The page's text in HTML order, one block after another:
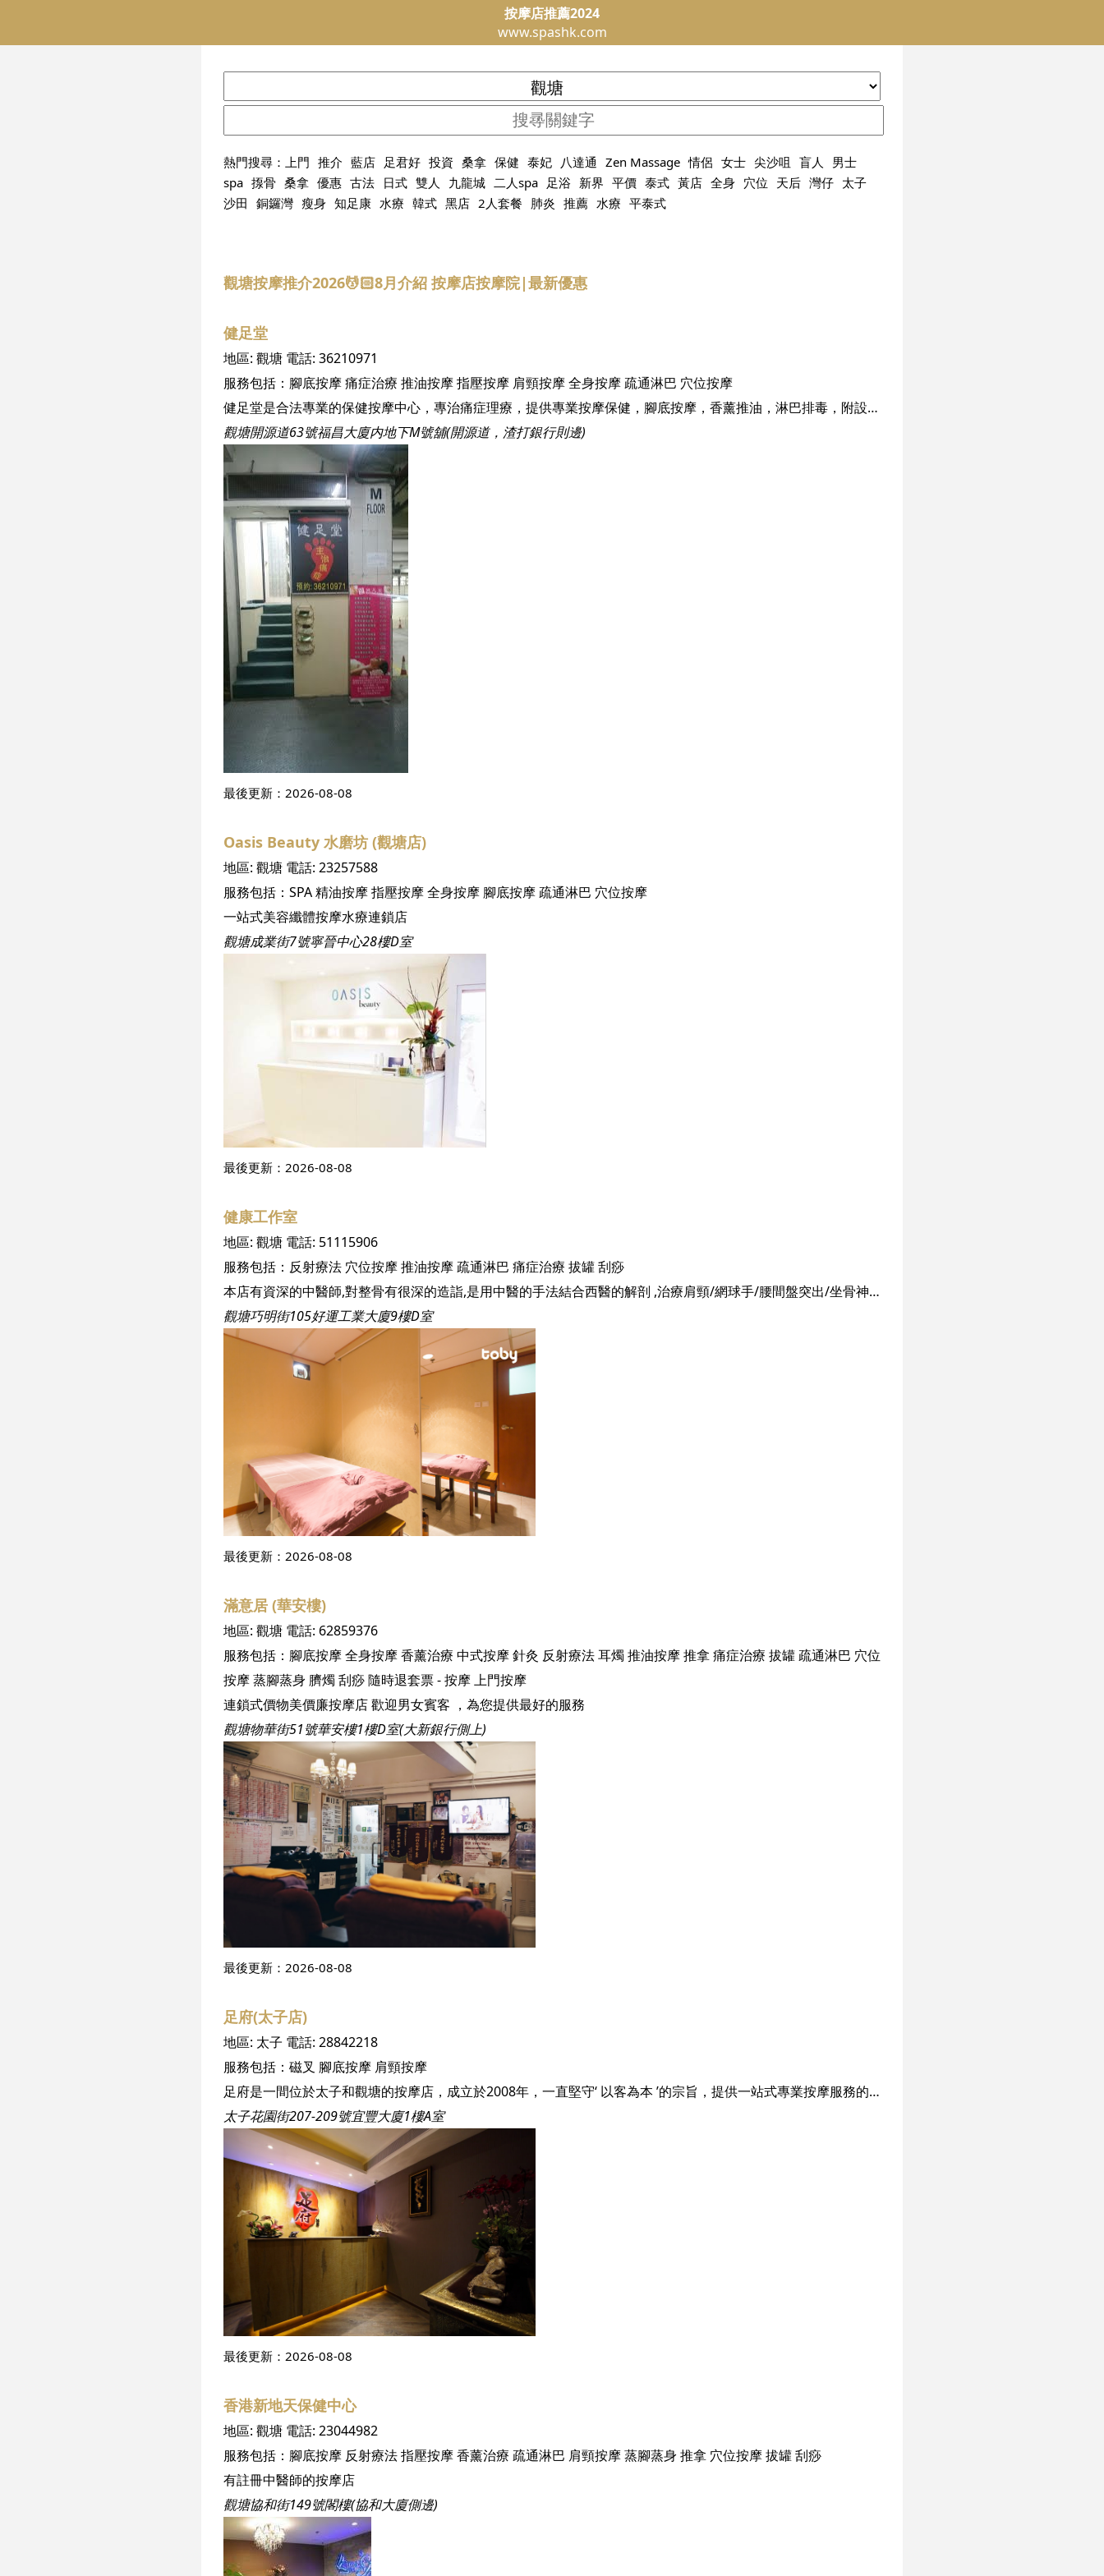
按摩店推薦2024
www.spashk.com
熱門搜尋： 上門 推介 藍店 足君好 投資 桑拿 保健 泰妃 八達通 Zen Massage 情侶 女士 尖沙咀 盲人
男士
spa 揼骨 桑拿 優惠 古法 日式 雙人 九龍城 二人spa 足浴 新界 平價 泰式 黃店 全身 穴位 天后 灣仔 太子
沙田 銅鑼灣 瘦身 知足康 水療 韓式 黑店 2人套餐 肺炎 推薦 水療 平泰式
觀塘按摩推介2026💆🏻8月介紹 按摩店按摩院|最新優惠
健足堂
地區: 觀塘 電話: 36210971
服務包括： 腳底按摩痛症治療 推油按摩指壓按摩 肩頸按摩全身按摩疏通淋巴 穴位按摩
健足堂是合法專業的保健按摩中心，專治痛症理療，提供專業按摩保健，腳底按摩，香薰推油，淋巴排毒，附設美容部，歡迎預約。 產品 專業按摩保健，腳底按摩，香薰推油，淋巴排毒，附設美容部
觀塘開源道63號福昌大廈内地下M號舖(開源道，渣打銀行則邊)
最後更新： 2026-08-08
Oasis Beauty 水磨坊 (觀塘店)
地區: 觀塘 電話: 23257588
服務包括： SPA精油按摩指壓按摩全身按摩 腳底按摩疏通淋巴 穴位按摩
一站式美容纖體按摩水療連鎖店
觀塘成業街7號寧晉中心28樓D室
最後更新： 2026-08-08
健康工作室
地區: 觀塘 電話: 51115906
服務包括： 反射療法 穴位按摩推油按摩疏通淋巴 痛症治療 拔罐刮痧
本店有資深的中醫師,對整骨有很深的造詣,是用中醫的手法結合西醫的解剖 ,治療肩頸/網球手/腰間盤突出/坐骨神經/膝關節疼痛 /手腳麻痹等等。店内的師傅全部有十幾年按摩經驗
觀塘巧明街105好運工業大廈9樓D室
最後更新： 2026-08-08
滿意居 (華安樓)
地區: 觀塘 電話: 62859376
服務包括： 腳底按摩全身按摩香薰治療 中式按摩針灸 反射療法耳燭 推油按摩推拿痛症治療 拔罐疏通淋巴 穴位
按摩蒸腳蒸身 臍燭 刮痧隨時退套票 - 按摩上門按摩
連鎖式價物美價廉按摩店 歡迎男女賓客 ，為您提供最好的服務
觀塘物華街51號華安樓1樓D室(大新銀行側上)
最後更新： 2026-08-08
足府(太子店)
地區: 太子 電話: 28842218
服務包括： 磁叉 腳底按摩 肩頸按摩
足府是一間位於太子和觀塘的按摩店，成立於2008年，一直堅守‘ 以客為本 ’的宗旨，提供一站式專業按摩服務的專門店，成功地建立口碑。 短短數年多 ， 已為 超過十萬名尊貴客戶提供健康休閒的養身保健服務。
太子花園街207-209號宜豐大廈1樓A室
最後更新： 2026-08-08
香港新地天保健中心
地區: 觀塘 電話: 23044982
服務包括： 腳底按摩 反射療法指壓按摩香薰治療 疏通淋巴 肩頸按摩蒸腳蒸身推拿 穴位按摩拔罐刮痧
有註冊中醫師的按摩店
觀塘協和街149號閣樓(協和大廈側邊)